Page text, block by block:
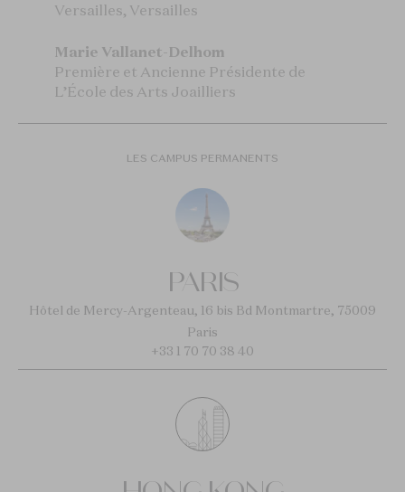
Versailles, Versailles
Marie Vallanet-Delhom
Première et Ancienne Présidente de
L’École des Arts Joailliers
LES CAMPUS PERMANENTS
PARIS
Hôtel de Mercy-Argenteau, 16 bis Bd Montmartre, 75009
Paris
+33 1 70 70 38 40